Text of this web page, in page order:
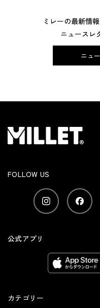
ミレーの最新情
ニュースレ
ニュ
FOLLOW US
公式アプリ
カテゴリー